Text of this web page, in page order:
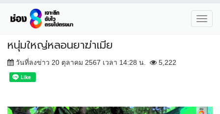
หนุ่มใหญ่หลอนยาฆ่าเมีย
วันที่ลงข่าว 20 ตุลาคม 2567 เวลา 14:28 น. 5,222